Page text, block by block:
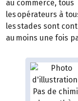
au commerce, tous
les opérateurs à
les stades sont
au moins une fois